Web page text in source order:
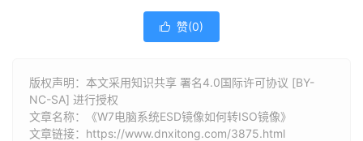
 赞(0)
版权声明：本文采用知识共享 署名4.0国际许可协议 [BY-
NC-SA] 进行授权
文章名称：《W7电脑系统ESD镜像如何转ISO镜像》
文章链接： https://www.dnxitong.com/3875.html